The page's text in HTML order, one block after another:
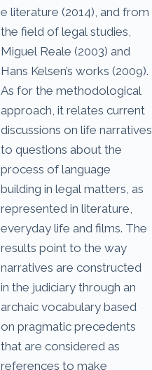
e literature (2014), and from
the field of legal studies,
Miguel Reale (2003) and
Hans Kelsen’s works (2009).
As for the methodological
approach, it relates current
discussions on life narratives
to questions about the
process of language
building in legal matters, as
represented in literature,
everyday life and films. The
results point to the way
narratives are constructed
in the judiciary through an
archaic vocabulary based
on pragmatic precedents
that are considered as
references to make